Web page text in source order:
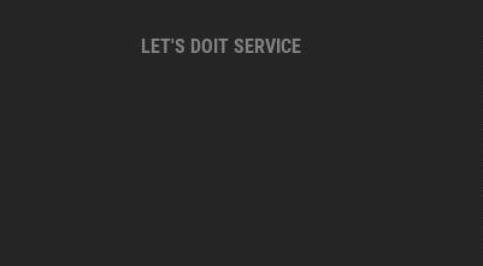
LET'S DOIT SERVICE